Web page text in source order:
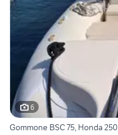
6
Gommone BSC 75, Honda 250